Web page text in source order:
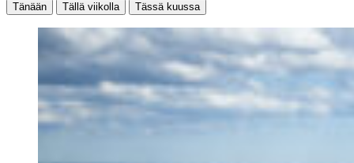
Tänään Tällä viikolla Tässä kuussa